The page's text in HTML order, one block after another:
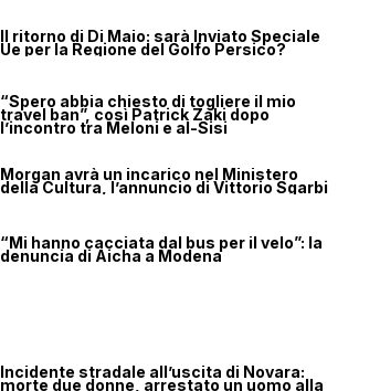
Il ritorno di Di Maio: sarà Inviato Speciale
Ue per la Regione del Golfo Persico?
“Spero abbia chiesto di togliere il mio
travel ban”, così Patrick Zaki dopo
l’incontro tra Meloni e al-Sisi
Morgan avrà un incarico nel Ministero
della Cultura, l’annuncio di Vittorio Sgarbi
“Mi hanno cacciata dal bus per il velo”: la
denuncia di Aicha a Modena
Incidente stradale all’uscita di Novara:
morte due donne, arrestato un uomo alla